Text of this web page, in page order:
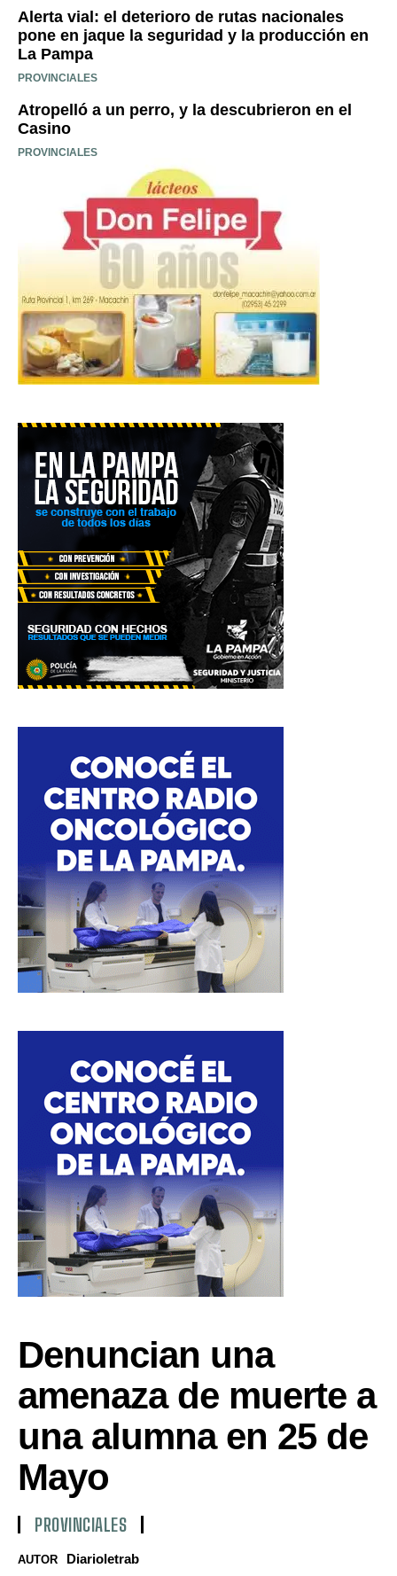
Denuncian una
amenaza de muerte a
una alumna en 25 de
Mayo
PROVINCIALES
AUTOR Diarioletrab
Alerta vial: el deterioro de rutas nacionales
pone en jaque la seguridad y la producción en
La Pampa
PROVINCIALES
Atropelló a un perro, y la descubrieron en el
Casino
PROVINCIALES